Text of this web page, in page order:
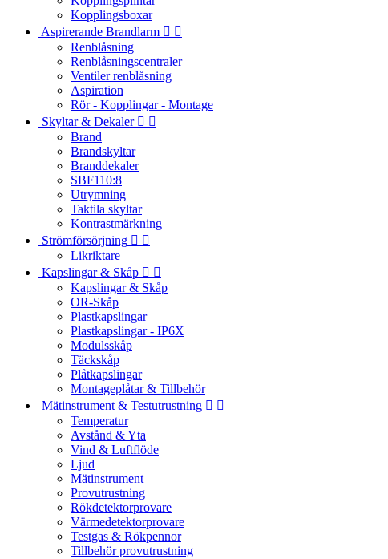
Kopplingsboxar
Aspirerande Brandlarm  
Renblåsning
Renblåsningscentraler
Ventiler renblåsning
Aspiration
Rör - Kopplingar - Montage
Skyltar & Dekaler  
Brand
Brandskyltar
Branddekaler
SBF110:8
Utrymning
Taktila skyltar
Kontrastmärkning
Strömförsörjning  
Likriktare
Kapslingar & Skåp  
Kapslingar & Skåp
OR-Skåp
Plastkapslingar
Plastkapslingar - IP6X
Modulsskåp
Täckskåp
Plåtkapslingar
Montageplåtar & Tillbehör
Mätinstrument & Testutrustning  
Temperatur
Avstånd & Yta
Vind & Luftflöde
Ljud
Mätinstrument
Provutrustning
Rökdetektorprovare
Värmedetektorprovare
Testgas & Rökpennor
Tillbehör provutrustning